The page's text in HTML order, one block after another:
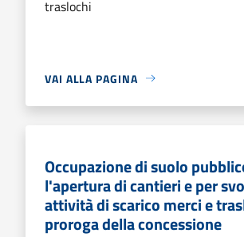
traslochi
VAI ALLA PAGINA
Occupazione di suolo
l'apertura di cantieri e per
attività di scarico merci e
proroga della concessione